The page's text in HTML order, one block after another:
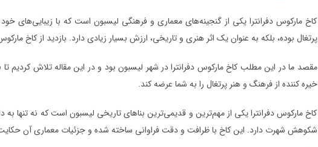
کاخ مارکوس دفرانترا یکی از گنجینه‌های معماری و فرهنگی لیسبون است که با زیبایی‌های
پرتغال بوده، بلکه به عنوان یک اثر هنری و تاریخی، ارزش بسیار زیادی دارد. بازدید از کاخ
مقصد ما در این مطلب کاخ مارکوس دفرانترا در شهر لیسبون بود و در این مقاله تلاش کردیم
خیره کننده از فرهنگ و هنر پرتغال را به شما عرضه کند.
کاخ مارکوس دفرانترا یکی از مهم‌ترین و قدیمی‌ترین بناهای تاریخی لیسبون است که نه تنها
شکوهش شهرت دارد. این کاخ با ظرافت و دقت فراوانی ساخته شده و جزئیات معماری آن